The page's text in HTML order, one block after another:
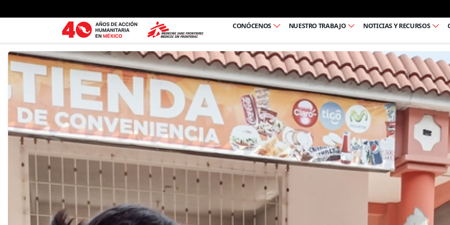
CONÓCENOS
NUESTRO TRABAJO NOTICIAS Y RECURSOS